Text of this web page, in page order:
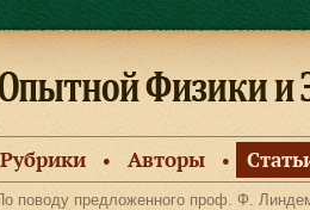
Рубрики ● Авторы ●
поводу предложенного проф. Ф.